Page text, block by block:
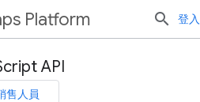
Platform 登入
API
售人員